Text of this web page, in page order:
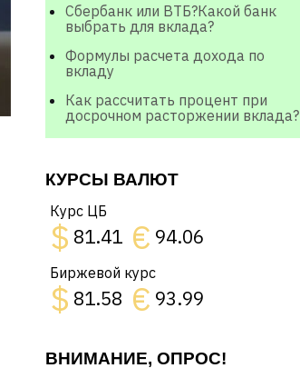
Сбербанк или ВТБ?Какой банк
выбрать для вклада?
Формулы расчета дохода по
вкладу
Как рассчитать процент при
досрочном расторжении вклада?
КУРСЫ ВАЛЮТ
Курс ЦБ
$ 81.41 € 94.06
Биржевой курс
$ 81.58 € 93.99
ВНИМАНИЕ, ОПРОС!